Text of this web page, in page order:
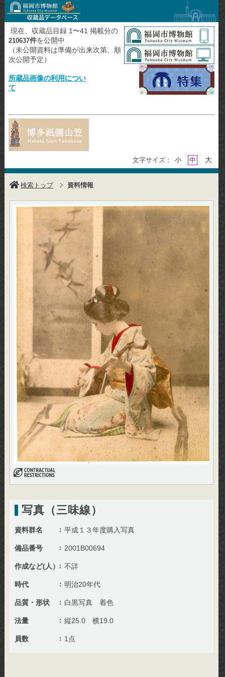
現在、収蔵品目録 1〜41 掲載分の
210637件を公開中
（未公開資料は準備が出来次第、順
次公開予定）
所蔵品画像の利用につい
て
文字サイズ： 小 中 大
検索トップ 資料情報
写真（三味線）
資料群名 平成１３年度購入写真
備品番号 2001B00694
作成など(人） 不詳
時代 明治20年代
品質・形状 白黒写真 着色
法量 縦25.0 横19.0
員数 1点